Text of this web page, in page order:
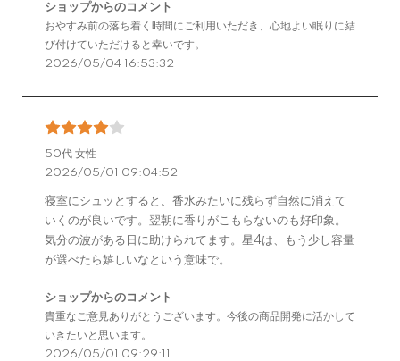
ショップからのコメント
おやすみ前の落ち着く時間にご利用いただき、心地よい眠りに結
び付けていただけると幸いです。
2026/05/04 16:53:32
50代 女性
2026/05/01 09:04:52
寝室にシュッとすると、香水みたいに残らず自然に消えて
いくのが良いです。翌朝に香りがこもらないのも好印象。
気分の波がある日に助けられてます。星4は、もう少し容量
が選べたら嬉しいなという意味で。
ショップからのコメント
貴重なご意見ありがとうございます。今後の商品開発に活かして
いきたいと思います。
2026/05/01 09:29:11